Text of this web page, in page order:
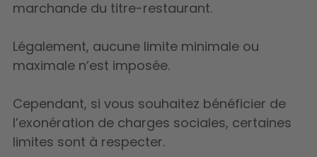
marchande du titre-restaurant.
Légalement, aucune limite minimale ou
maximale n’est imposée.
Cependant, si vous souhaitez bénéficier de
l’exonération de charges sociales, certaines
limites sont à respecter.